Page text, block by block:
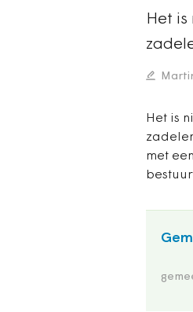
Het
Het is
met